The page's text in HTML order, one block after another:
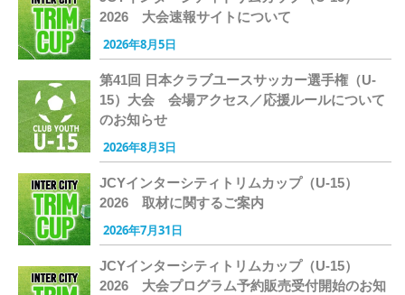
2026 大会速報サイトについて
2026年8月5日
第41回 日本クラブユースサッカー選手権（U-
15）大会 会場アクセス／応援ルールについて
のお知らせ
2026年8月3日
JCYインターシティトリムカップ（U-15）
2026 取材に関するご案内
2026年7月31日
JCYインターシティトリムカップ（U-15）
2026 大会プログラム予約販売受付開始のお知